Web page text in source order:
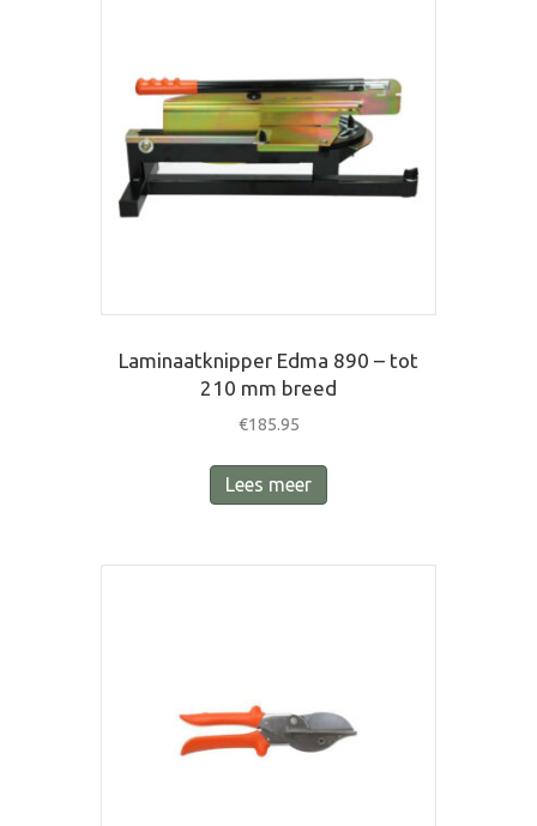
Laminaatknipper Edma 890 – tot
210 mm breed
€185.95
Lees meer